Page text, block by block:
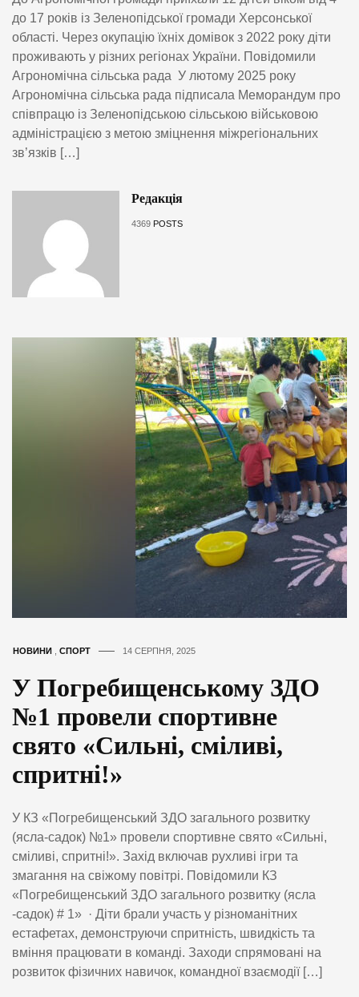
до 17 років із Зеленопідської громади Херсонської
області. Через окупацію їхніх домівок з 2022 року діти
проживають у різних регіонах України. Повідомили
Агрономічна сільська рада У лютому 2025 року
Агрономічна сільська рада підписала Меморандум про
співпрацю із Зеленопідською сільською військовою
адміністрацією з метою зміцнення міжрегіональних
зв’язків […]
Редакція
4369 POSTS
НОВИНИ , СПОРТ 14 СЕРПНЯ, 2025
У Погребищенському ЗДО
№1 провели спортивне
свято «Сильні, сміливі,
спритні!»
У КЗ «Погребищенський ЗДО загального розвитку
(ясла-садок) №1» провели спортивне свято «Сильні,
сміливі, спритні!». Захід включав рухливі ігри та
змагання на свіжому повітрі. Повідомили КЗ
«Погребищенський ЗДО загального розвитку (ясла
-садок) # 1» · Діти брали участь у різноманітних
естафетах, демонструючи спритність, швидкість та
вміння працювати в команді. Заходи спрямовані на
розвиток фізичних навичок, командної взаємодії […]